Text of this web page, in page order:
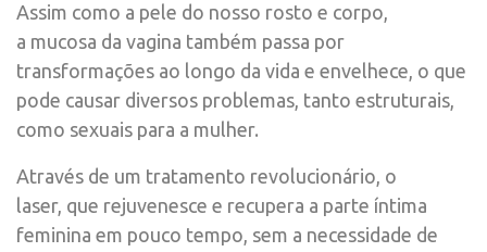
Assim como a pele do nosso rosto e corpo,
a mucosa da vagina também passa por
transformações ao longo da vida e envelhece, o que
pode causar diversos problemas, tanto estruturais,
como sexuais para a mulher.
Através de um tratamento revolucionário, o
laser, que rejuvenesce e recupera a parte íntima
feminina em pouco tempo, sem a necessidade de